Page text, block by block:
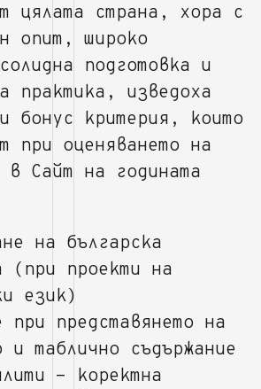
цялата страна, хора с
опит, широко
подготовка и
практика, изведоха
бонус критерия, които
при оценяването на
в Сайт на годината
на българска
(при проекти на
език)
при представянето на
и таблично съдържание
- коректна